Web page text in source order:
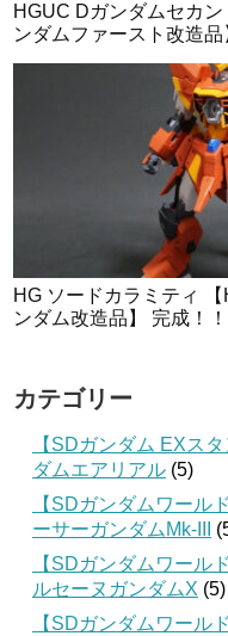
HGUC Dガンダムセカ
ンダムファースト改造品
HG ソードカラミティ
ンダム改造品】 完成！！
カテゴリー
【SDガンダム EXス
ダムエアリアル (5)
【SDガンダムワール
ーサーガンダムMk-III
【SDガンダムワール
ルセーヌガンダムX (5)
【SDガンダムワール